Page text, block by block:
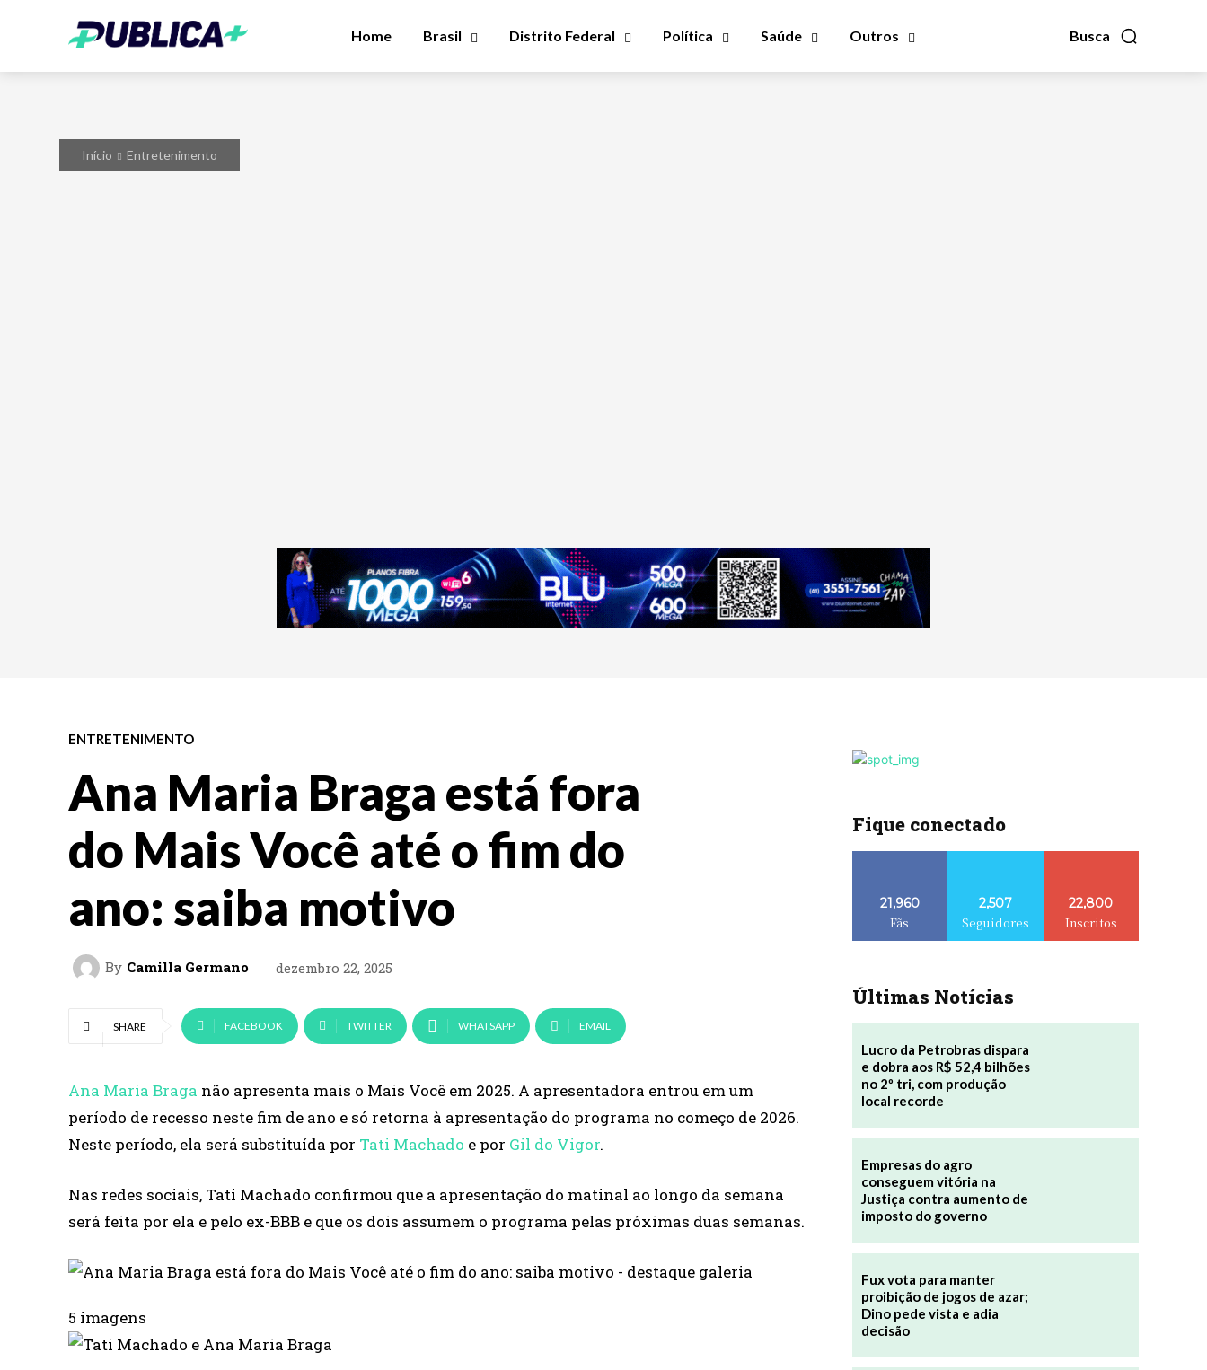
Busca
Home Brasil Distrito Federal Política Saúde Outros
Início Entretenimento
ENTRETENIMENTO
Ana Maria Braga está fora
do Mais Você até o fim do
ano: saiba motivo
By Camilla Germano dezembro 22, 2025
SHARE FACEBOOK TWITTER WHATSAPP EMAIL
Ana Maria Braga não apresenta mais o Mais Você em 2025. A apresentadora entrou em um
período de recesso neste fim de ano e só retorna à apresentação do programa no começo de 2026.
Neste período, ela será substituída por Tati Machado e por Gil do Vigor.
Nas redes sociais, Tati Machado confirmou que a apresentação do matinal ao longo da semana
será feita por ela e pelo ex-BBB e que os dois assumem o programa pelas próximas duas semanas.
5 imagens
Fique conectado
21,960
Fãs
2,507
Seguidores
22,800
Inscritos
Últimas Notícias
Lucro da Petrobras dispara
e dobra aos R$ 52,4 bilhões
no 2º tri, com produção
local recorde
Empresas do agro
conseguem vitória na
Justiça contra aumento de
imposto do governo
Fux vota para manter
proibição de jogos de azar;
Dino pede vista e adia
decisão